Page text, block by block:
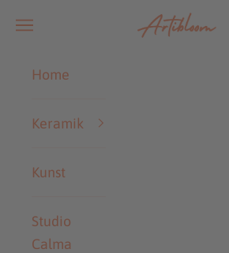
Artibloom
Navigationsmenü öffnen
Home
Keramik
Kunst
Studio
Calma